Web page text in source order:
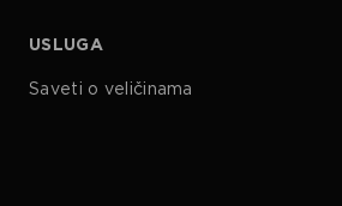
USLUGA
Saveti o veličinama